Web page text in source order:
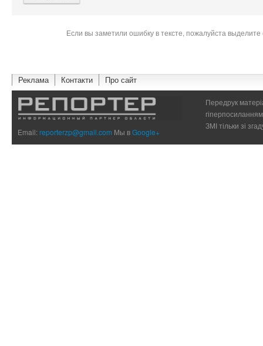
Если вы заметили ошибку в тексте, пожалуйста
Реклама Контакти Про сайт
Email:reporterzp@gmail.com Мы вGoogle+
Передрук
ЗМІ тільки зі